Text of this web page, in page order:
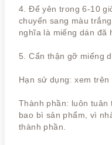
4. Để yên trong 6-10
chuyển sang màu
nghĩa là miếng dán đã
5. Cẩn thận gỡ miếng
Hạn sử dụng: xem trên
Thành phần: luôn tuân
bao bì sản phẩm, vì
thành phần.